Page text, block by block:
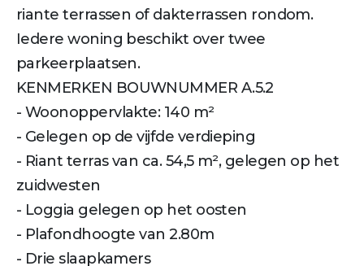
riante terrassen of dakterrassen rondom.
Iedere woning beschikt over twee
parkeerplaatsen.
KENMERKEN BOUWNUMMER A.5.2
- Woonoppervlakte: 140 m²
- Gelegen op de vijfde verdieping
- Riant terras van ca. 54,5 m², gelegen op het
zuidwesten
- Loggia gelegen op het oosten
- Plafondhoogte van 2.80m
- Drie slaapkamers